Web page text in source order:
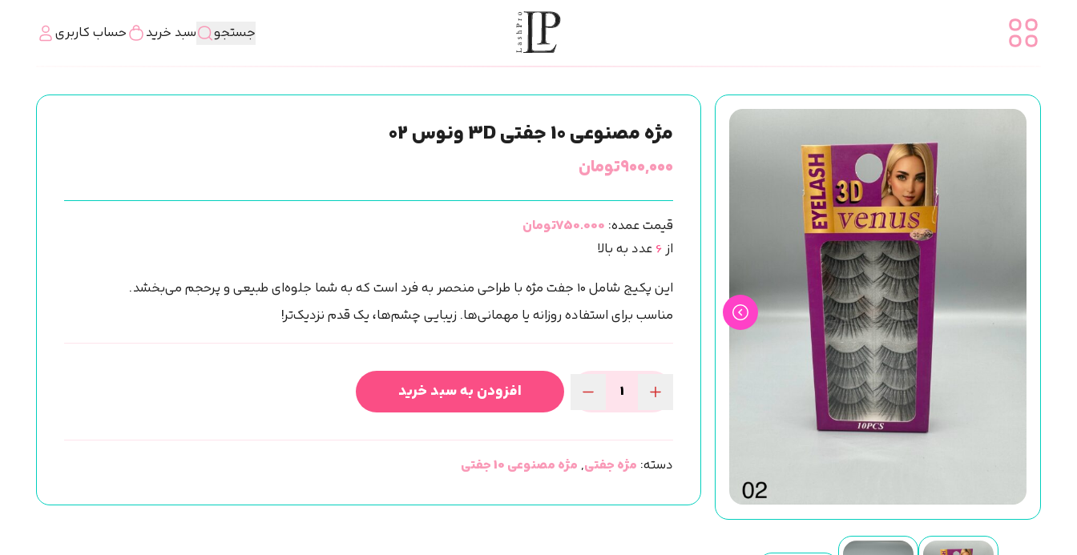
جستجو سبد خرید حساب کاربری
مژه مصنوعی 10 جفتی 3D ونوس 02
۹۰۰,۰۰۰تومان
قیمت عمده: 750.000تومان
از6عدد به بالا
این پکیج شامل ۱۰ جفت مژه با طراحی منحصر به فرد است که به شما جلوه‌ای طبیعی و پرحجم می‌بخشد.
مناسب برای استفاده روزانه یا مهمانی‌ها. زیبایی چشم‌ها، یک قدم نزدیک‌تر!
جفتی
افزودن به سبد خرید
دسته: مژه جفتی, مژه مصنوعی 10 جفتی